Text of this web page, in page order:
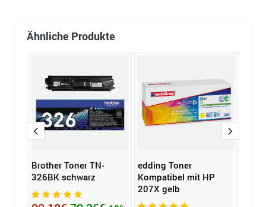
Ähnliche Produkte
Brother Toner TN-
326BK schwarz
edding Toner
Kompatibel mit HP
207X gelb